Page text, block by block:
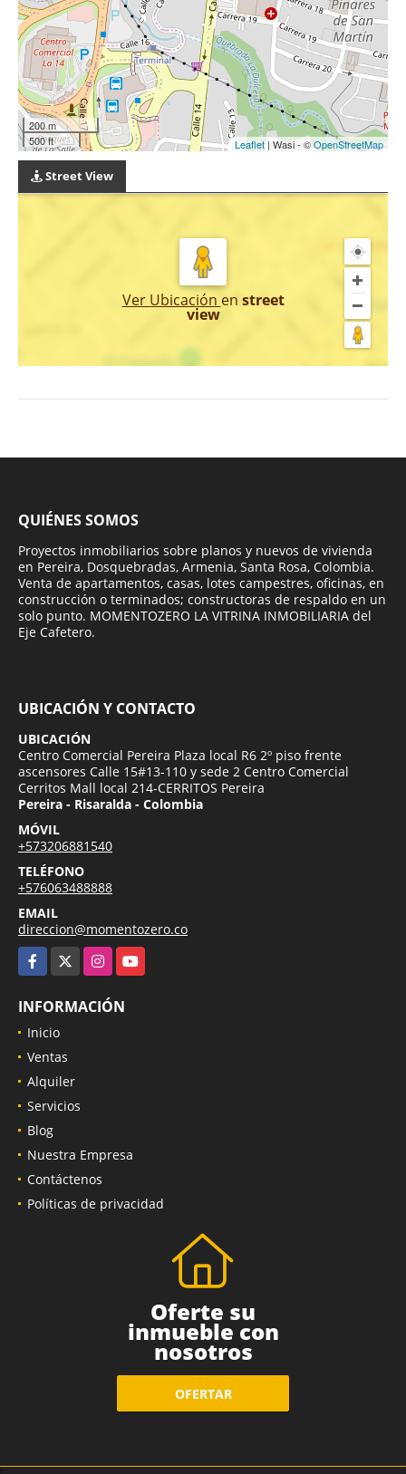
200 m
500 ft
Leaflet| Wasi - ©OpenStreetMap
Street View
Ver Ubicación en street
view
QUIÉNES SOMOS
Proyectos inmobiliarios sobre planos y nuevos de vivienda
en Pereira, Dosquebradas, Armenia, Santa Rosa, Colombia.
Venta de apartamentos, casas, lotes campestres, oficinas, en
construcción o terminados; constructoras de respaldo en un
solo punto. MOMENTOZERO LA VITRINA INMOBILIARIA del
Eje Cafetero.
UBICACIÓN Y CONTACTO
UBICACIÓN
Centro Comercial Pereira Plaza local R6 2º piso frente
ascensores Calle 15#13-110 y sede 2 Centro Comercial
Cerritos Mall local 214-CERRITOS Pereira
Pereira - Risaralda - Colombia
MÓVIL
+573206881540
TELÉFONO
+576063488888
EMAIL
direccion@momentozero.co
Facebook
InstagramYouTube
INFORMACIÓN
Inicio
Ventas
Alquiler
Servicios
Blog
Nuestra Empresa
Contáctenos
Políticas de privacidad
Oferte su
inmueble con
nosotros
OFERTAR